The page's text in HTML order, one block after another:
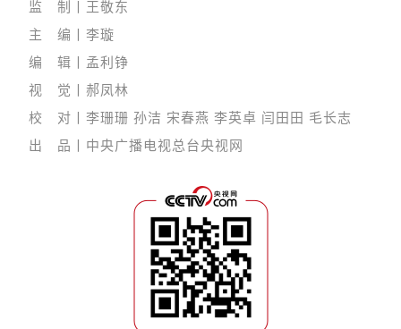
监 制丨王敬东
主 编丨李璇
编 辑丨孟利铮
视 觉丨郝凤林
校 对丨李珊珊 孙洁 宋春燕 李英卓 闫田田 毛长志
出 品丨中央广播电视总台央视网